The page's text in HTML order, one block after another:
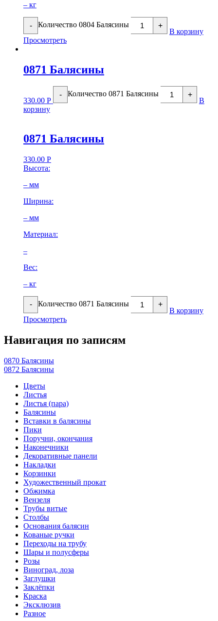
– кг
- Количество 0804 Балясины +
В корзину
Просмотреть
0871 Балясины
330.00 Р
- Количество 0871 Балясины +
В
корзину
0871 Балясины
330.00 Р
Высота:
– мм
Ширина:
– мм
Материал:
–
Вес:
– кг
- Количество 0871 Балясины +
В корзину
Просмотреть
Навигация по записям
0870 Балясины
0872 Балясины
Цветы
Листья
Листья (пара)
Балясины
Вставки в балясины
Пики
Поручни, окончания
Наконечники
Декоративные панели
Накладки
Корзинки
Художественный прокат
Обжимка
Вензеля
Трубы витые
Столбы
Основания балясин
Кованые ручки
Переходы на трубу
Шары и полусферы
Розы
Виноград, лоза
Заглушки
Заклёпки
Краска
Эксклюзив
Разное